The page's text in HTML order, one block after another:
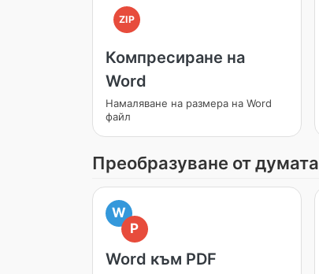
ZIP
Компресиране на
Word
Намаляване на размера на Word
файл
Преобразуване от думата
W
P
Word към PDF